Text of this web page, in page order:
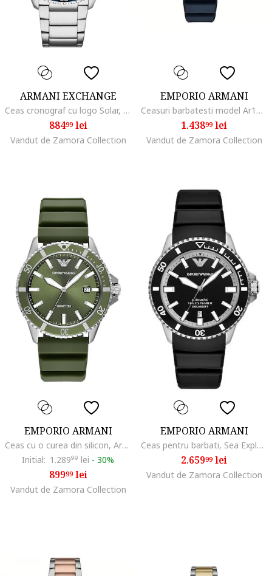
ARMANI EXCHANGE
Ceas cronograf cu logo Solar, Argintiu/Albastru inchis
88499lei
Vandut de Zamora Collection
EMPORIO ARMANI
Ceasuri barbatesti model Ar11592, mecanism quartz, metal, metal
1.43899lei
Vandut de Zamora Collection
EMPORIO ARMANI
Ceas cu o curea din silicon, Argintiu/Kaki
Initial: 1.28999 lei - 30%
89999lei
Vandut de Zamora Collection
EMPORIO ARMANI
Ceas pentru barbati, Sea Explorer, Automatic, Rezistent la Apa 20 ATM, Curea Silicon
2.65999lei
Vandut de Zamora Collection